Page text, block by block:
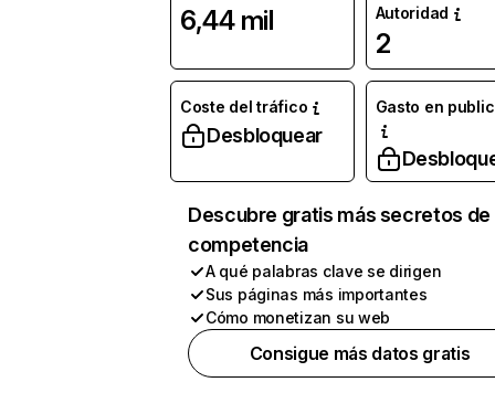
6,44 mil
Autoridad
2
Coste del tráfico
Desbloquear
Gasto en
Descubre gratis más secretos de
competencia
A qué palabras clave se dirigen
Sus páginas más importantes
Cómo monetizan su web
Consigue más datos gratis